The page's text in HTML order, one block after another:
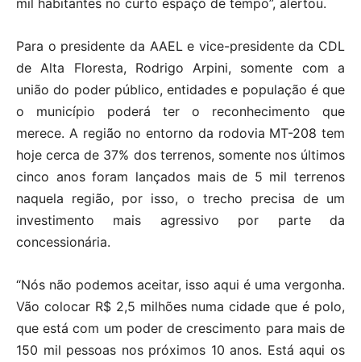
mil habitantes no curto espaço de tempo”, alertou.
Para o presidente da AAEL e vice-presidente da CDL
de Alta Floresta, Rodrigo Arpini, somente com a
união do poder público, entidades e população é que
o município poderá ter o reconhecimento que
merece. A região no entorno da rodovia MT-208 tem
hoje cerca de 37% dos terrenos, somente nos últimos
cinco anos foram lançados mais de 5 mil terrenos
naquela região, por isso, o trecho precisa de um
investimento mais agressivo por parte da
concessionária.
“Nós não podemos aceitar, isso aqui é uma vergonha.
Vão colocar R$ 2,5 milhões numa cidade que é polo,
que está com um poder de crescimento para mais de
150 mil pessoas nos próximos 10 anos. Está aqui os